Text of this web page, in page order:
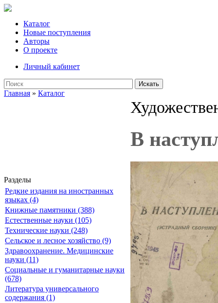
Каталог
Новые поступления
Авторы
О проекте
Личный кабинет
Искать
Главная » Каталог
Разделы
Редкие издания на иностранных
языках (4)
Книжные памятники (388)
Естественные науки (105)
Технические науки (248)
Сельское и лесное хозяйство (9)
Здравоохранение. Медицинские
науки (11)
Социальные и гуманитарные науки
(678)
Литература универсального
содержания (1)
В